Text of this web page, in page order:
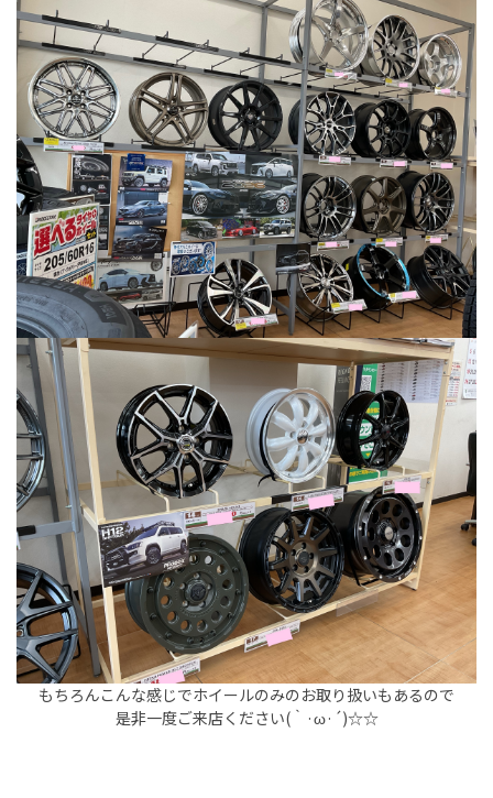
もちろんこんな感じでホイールのみのお取り扱いもあるので
是非一度ご来店ください(｀·ω·´)☆☆